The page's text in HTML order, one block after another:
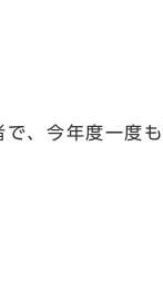
、今年度一度